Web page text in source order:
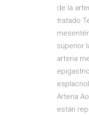
de la
tratado
superior
arteria
Arteria
están